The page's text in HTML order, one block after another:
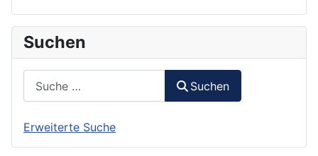
Suchen
Suchen
Erweiterte Suche